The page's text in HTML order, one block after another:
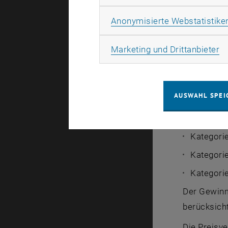
Alle
Das
und
Fristen,
<link http:
Der
Anonymisierte
Marketing und Drittanbieter
AUSWAHL